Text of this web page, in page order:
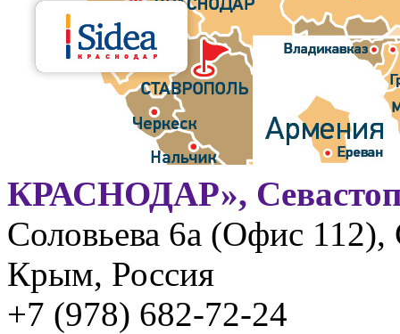
КРАСНОДАР»,
Соловьева 6а (Офис 112),
Крым, Россия
+7 (978) 682-72-24